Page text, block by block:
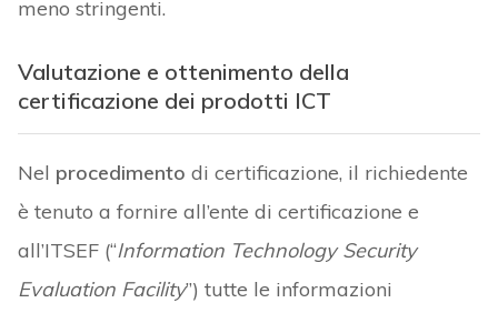
meno stringenti.
Valutazione e ottenimento della
certificazione dei prodotti ICT
Nel procedimento di certificazione, il richiedente
è tenuto a fornire all’ente di certificazione e
all’ITSEF (“Information Technology Security
Evaluation Facility”) tutte le informazioni